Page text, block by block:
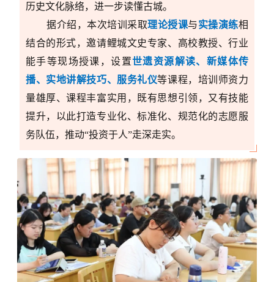
历史文化脉络，进一步读懂古城。
据介绍，本次培训采取理论授课与实操演练相
结合的形式，邀请鲤城文史专家、高校教授、行业
能手等现场授课，设置世遗资源解读、新媒体传
播、实地讲解技巧、服务礼仪等课程，培训师资力
量雄厚、课程丰富实用，既有思想引领，又有技能
提升，以此打造专业化、标准化、规范化的志愿服
务队伍， 推动“投资于人”走深走实。